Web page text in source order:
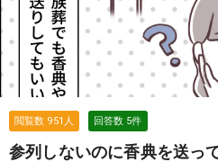
閲覧数 951 人 回答数 5件
参列しないのに香典を送っ